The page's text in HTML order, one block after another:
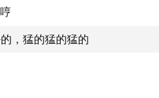
，猛的猛的猛的